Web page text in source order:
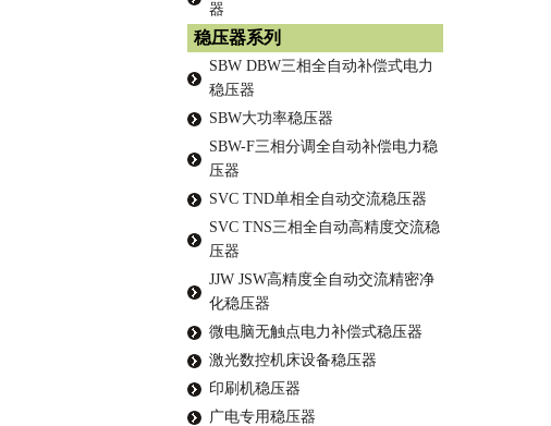
器
稳压器系列
SBW DBW三相全自动补偿式电力
稳压器
SBW大功率稳压器
SBW-F三相分调全自动补偿电力稳
压器
SVC TND单相全自动交流稳压器
SVC TNS三相全自动高精度交流稳
压器
JJW JSW高精度全自动交流精密净
化稳压器
微电脑无触点电力补偿式稳压器
激光数控机床设备稳压器
印刷机稳压器
广电专用稳压器